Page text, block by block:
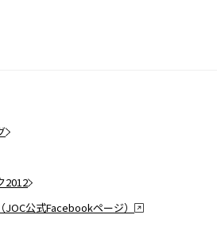
2012
公式Facebookページ）